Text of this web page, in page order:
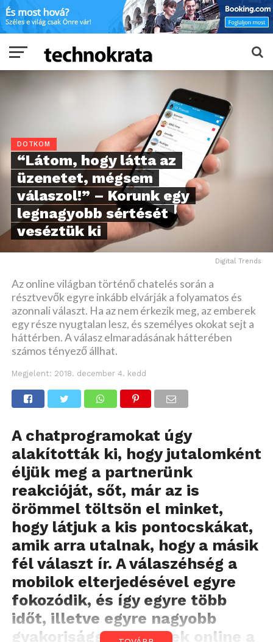
DOTKOM
“Látom, hogy látta az
üzenetet, mégsem
válaszol!” – Korunk egy
legnagyobb sértését
veséztük ki
Digital Trends
Az online világban történő chatelés során a
résztvevők egyre inkább elvárják a folyamatos és
azonnali választ. Ha az nem érkezik meg, az emberek
egy része nyugtalan lesz, és személyes okokat sejt a
háttérben. A válasz elmaradásának hátterében
számos tényező állhat.
Megjelent: 2018. december 4. kedd
A chatprogramokat úgy
alakították ki, hogy jutalomként
éljük meg a partnerünk
reakcióját, sőt, már az is
örömmel töltsön el minket,
hogy látjuk a kis pontocskákat,
amik arra utalnak, hogy a másik
fél választ ír. A válaszéhség a
mobilok elterjedésével egyre
fokozódik, és így egyre több
időt, illetve egyre nagyobb
gyakorisággal töltenek online a